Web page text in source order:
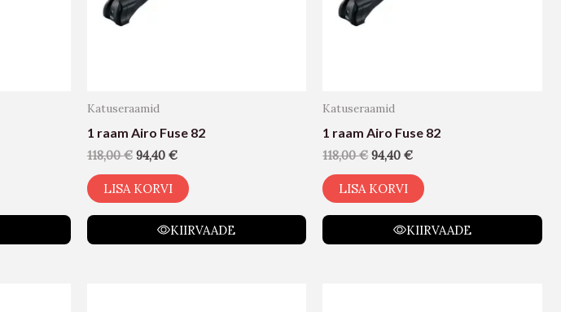
Katuseraamid
1 raam Airo Fuse 82
118,00€ 94,40 €
LISA KORVI
KIIRVAADE
Katuseraamid
1 raam Airo Fuse 82
118,00€ 94,40€
LISA KORVI
KIIRVAADE